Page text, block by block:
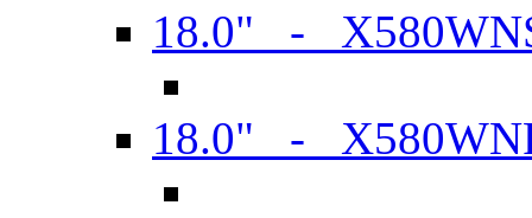
18.0" -
18.0" -